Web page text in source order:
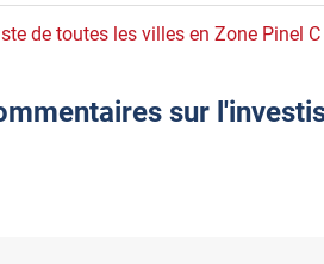
de toutes les villes en Zone Pinel C
sur